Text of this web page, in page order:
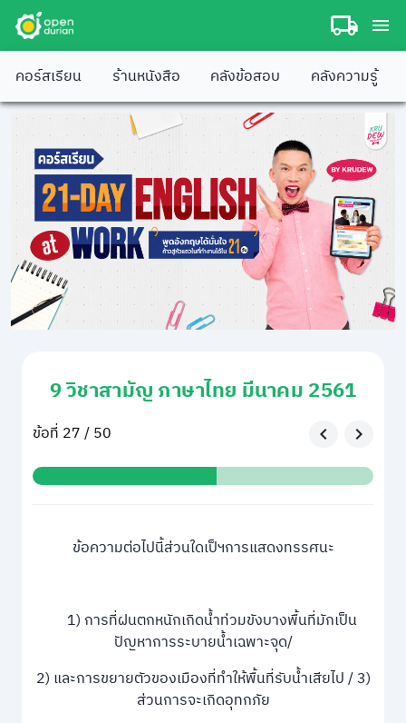
คอร์สเรียน ร้านหนังสือ คลังข้อสอบ คลังความรู้
9 วิชาสามัญ ภาษาไทย มีนาคม 2561
ข้อที่ 27 / 50
ข้อความต่อไปนี้ส่วนใดเป็ฯการแสดงทรรศนะ
1) การที่ฝนตกหนักเกิดน้ำท่วมขังบางพื้นที่มักเป็น
ปัญหาการระบายน้ำเฉพาะจุด/
2) และการขยายตัวของเมืองที่ทำให้พื้นที่รับน้ำเสียไป / 3)
ส่วนการจะเกิดอุทกภัย